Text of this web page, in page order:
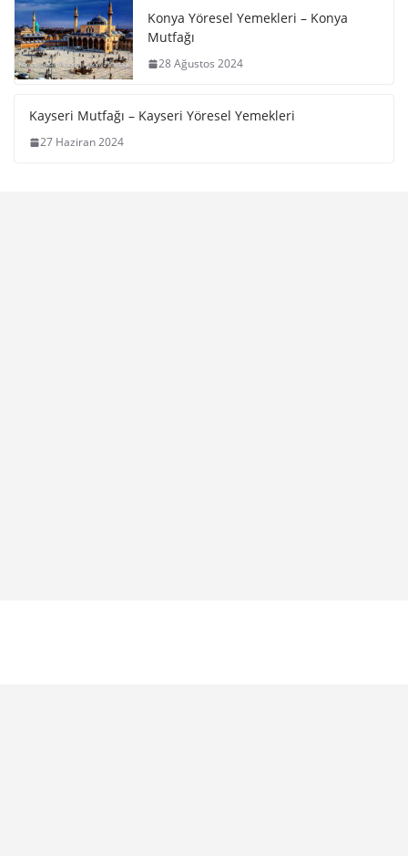
Konya Yöresel Yemekleri – Konya
Mutfağı
28 Ağustos 2024
Kayseri Mutfağı – Kayseri Yöresel Yemekleri
27 Haziran 2024